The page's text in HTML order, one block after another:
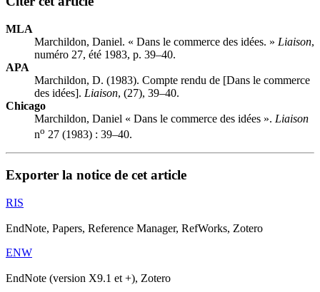
MLA
Marchildon, Daniel. « Dans le commerce des idées. » Liaison,
numéro 27, été 1983, p. 39–40.
APA
Marchildon, D. (1983). Compte rendu de [Dans le commerce
des idées]. Liaison, (27), 39–40.
Chicago
Marchildon, Daniel « Dans le commerce des idées ». Liaison
no 27 (1983) : 39–40.
Exporter la notice de cet article
RIS
EndNote, Papers, Reference Manager, RefWorks, Zotero
ENW
EndNote (version X9.1 et +), Zotero